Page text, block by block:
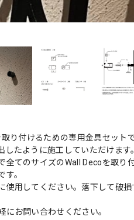
り付けるための専用金具セットで
したように施工していただけます。
全てのサイズのWall Decoを取り
す。
用してください。落下して破損
にお問い合わせください。